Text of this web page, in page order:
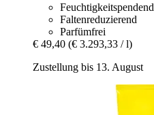
Feuchtigkeitspendend
Faltenreduzierend
Parfümfrei
€ 49,40 (€ 3.293,33 / l)
Zustellung bis 13. August